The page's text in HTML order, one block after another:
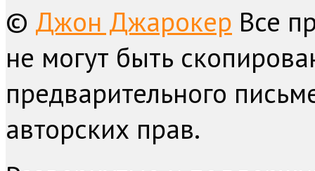
© Джон Джарокер Все
не могут быть
предварительного
авторских прав.